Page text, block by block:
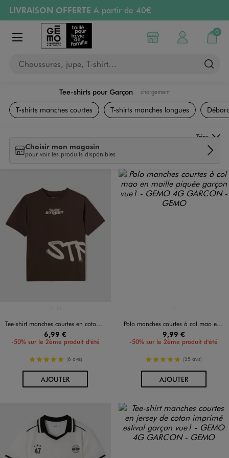
Aller au contenu principal
Aller à la navigation
LIVRAISON OFFERTE A partir de 40€
RETRAIT ET LIVRAISON OFFERTE
en magasin
PAYEZ EN 3x SANS FRAIS
Retours OFFERTS
pendant 30 jours
Afficher le menu
Chaussures, jupe, T-shirt…
Choisir mon magasin
Mon compte
0
Mon
Tee-shirts pour Garçon chargement
Vêtements
T-shirts manches courtes T-shirts manches longues
Choisir mon magasin
pour voir les produits disponibles
Trier
Tee-shirt manches courtes en coton imprimé devant et dos garçon
6,99 €
-50% sur le 2ème produit d'été
5/5 de moyenne
(6 avis)
AJOUTERAU PANIER
Polo manches courtes à col mao en maille piquée garçon
9,99 €
-50% sur le 2ème produit d'été
5/5 de moyenne
(35 avis)
AJOUTERAU PANIER